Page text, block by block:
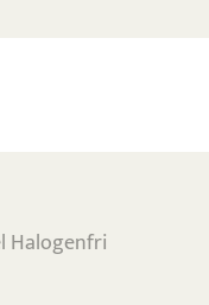
Halogenfri